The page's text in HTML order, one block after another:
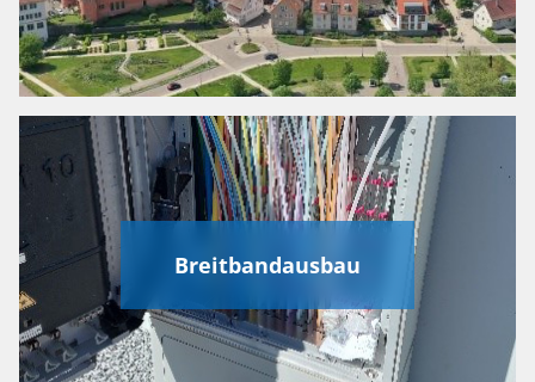
Breitbandausbau